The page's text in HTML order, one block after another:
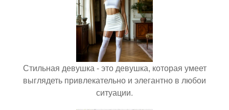
Стильная девушка - это девушка, которая умеет
выглядеть привлекательно и элегантно в любои
ситуации.